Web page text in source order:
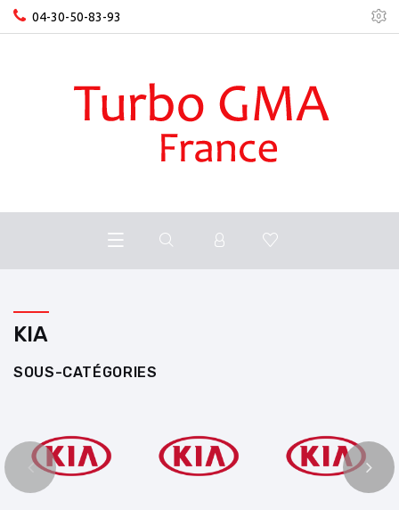
04-30-50-83-93
KIA
SOUS-CATÉGORIES